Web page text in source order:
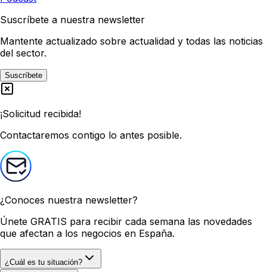
Suscríbete a nuestra newsletter
Mantente actualizado sobre actualidad y todas las noticias
del sector.
Suscríbete
¡Solicitud recibida!
Contactaremos contigo lo antes posible.
¿Conoces nuestra newsletter?
Únete GRATIS para recibir cada semana las novedades
que afectan a los negocios en España.
¿Cuál es tu situación?